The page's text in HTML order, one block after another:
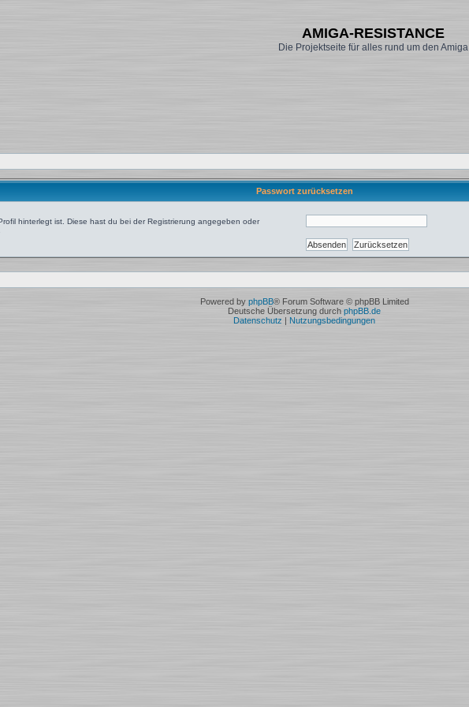
AMIGA-RESISTANCE
Die Projektseite für alles rund um den Amiga
Passwort zurücksetzen
hinterlegt ist. Diese hast du bei der Registrierung angegeben oder
Powered by phpBB® Forum Software © phpBB Limited
Deutsche Übersetzung durch phpBB.de
Datenschutz | Nutzungsbedingungen